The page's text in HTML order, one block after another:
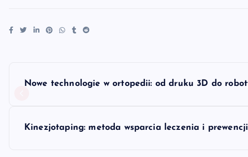
NNowe technologie w ortopedii: od druku 3D do
Kinezjotaping: metoda wsparcia leczenia i